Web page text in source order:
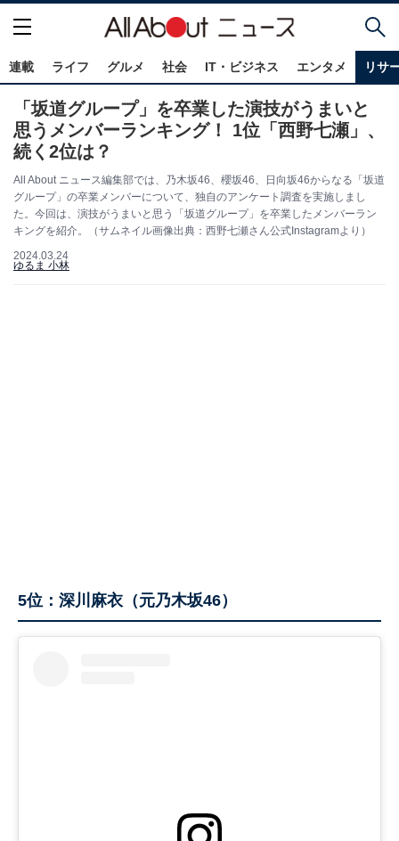
連載 ライフ グルメ 社会 IT・ビジネス エンタメ リサ
「坂道グループ」を卒業した演技がうまいと
思うメンバーランキング！ 1位「西野七瀬」、
続く2位は？
All About ニュース編集部では、乃木坂46、櫻坂46、日向坂46からなる「坂道
グループ」の卒業メンバーについて、独自のアンケート調査を実施しまし
た。今回は、演技がうまいと思う「坂道グループ」を卒業したメンバーラン
キングを紹介。（サムネイル画像出典：西野七瀬さん公式Instagramより）
2024.03.24
ゆるま 小林
5位：深川麻衣（元乃木坂46）